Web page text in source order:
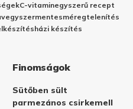
C-vitaminegyszerű recept
vegyszermentesméregtelenítés
házi készítés
Finomságok
Sütőben sült
parmezános csirkemell